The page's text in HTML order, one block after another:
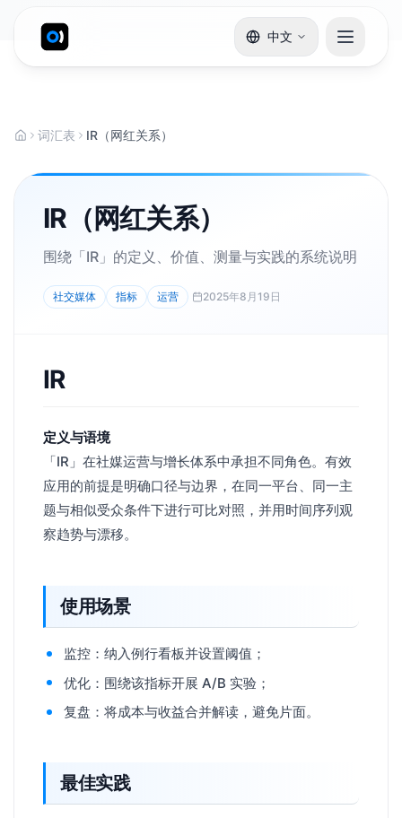
中文
词汇表 IR（网红关系）
IR（网红关系）
围绕「IR」的定义、价值、测量与实践的系统说明
社交媒体 指标 运营 2025年8月19日
IR
定义与语境
「IR」在社媒运营与增长体系中承担不同角色。有效
应用的前提是明确口径与边界，在同一平台、同一主
题与相似受众条件下进行可比对照，并用时间序列观
察趋势与漂移。
使用场景
监控：纳入例行看板并设置阈值；
优化：围绕该指标开展 A/B 实验；
复盘：将成本与收益合并解读，避免片面。
最佳实践